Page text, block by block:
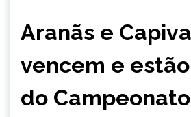
ESPORTES
Aranãs e
vencem e
do Campeonato